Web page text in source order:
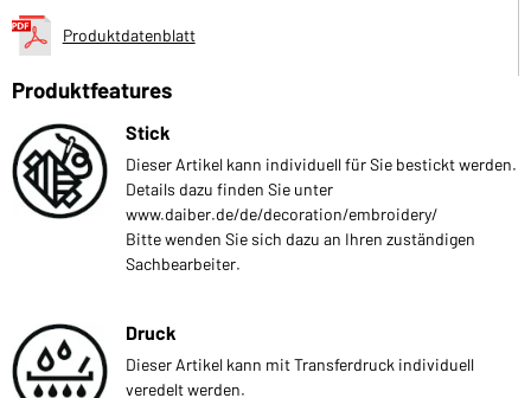
Produktdatenblatt
Produktfeatures
Stick
Dieser Artikel kann individuell für Sie bestickt werden.
Details dazu finden Sie unter
www.daiber.de/de/decoration/embroidery/
Bitte wenden Sie sich dazu an Ihren zuständigen
Sachbearbeiter.
Druck
Dieser Artikel kann mit Transferdruck individuell
veredelt werden.